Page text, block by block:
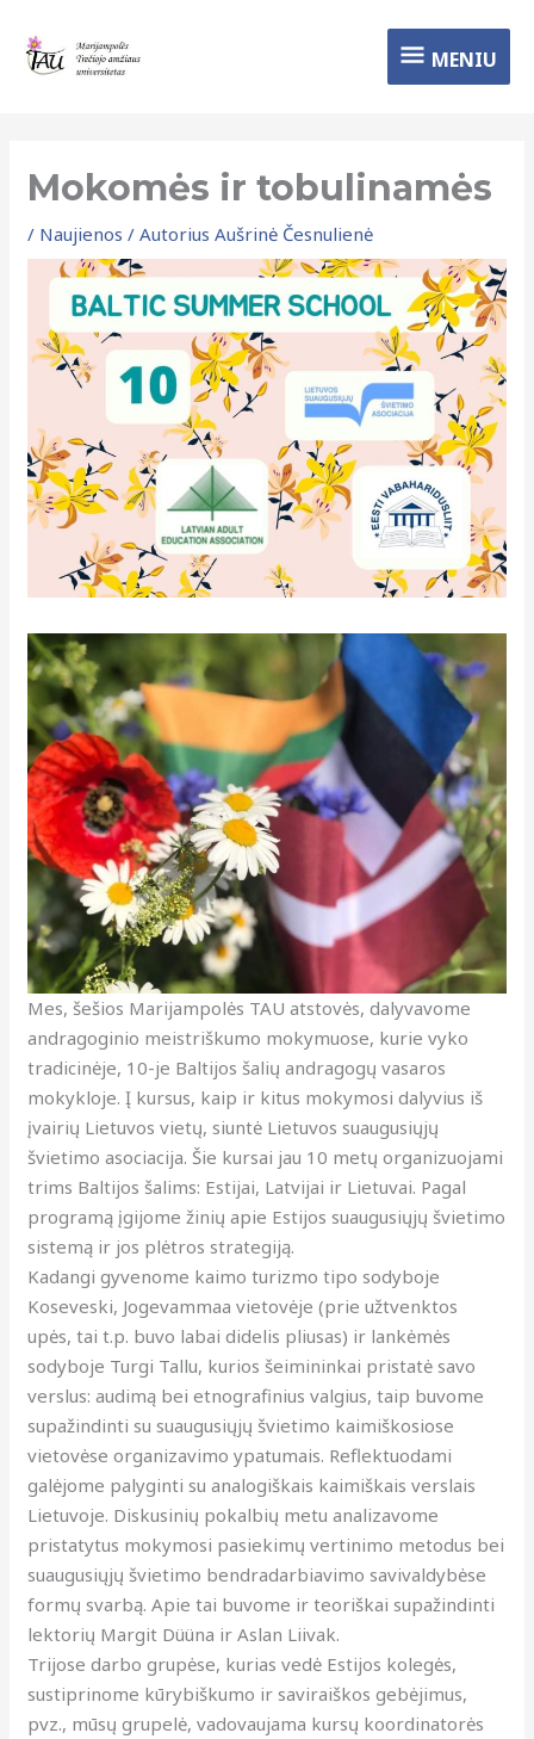
prie
turinio
MENIU
MENIU
Mokomės ir tobulinamės
/ Naujienos / Autorius Aušrinė Česnulienė
Mes, šešios Marijampolės TAU atstovės, dalyvavome
andragoginio meistriškumo mokymuose, kurie vyko
tradicinėje, 10-je Baltijos šalių andragogų vasaros
mokykloje. Į kursus, kaip ir kitus mokymosi dalyvius iš
įvairių Lietuvos vietų, siuntė Lietuvos suaugusiųjų
švietimo asociacija. Šie kursai jau 10 metų organizuojami
trims Baltijos šalims: Estijai, Latvijai ir Lietuvai. Pagal
programą įgijome žinių apie Estijos suaugusiųjų švietimo
sistemą ir jos plėtros strategiją.
Kadangi gyvenome kaimo turizmo tipo sodyboje
Koseveski, Jogevammaa vietovėje (prie užtvenktos
upės, tai t.p. buvo labai didelis pliusas) ir lankėmės
sodyboje Turgi Tallu, kurios šeimininkai pristatė savo
verslus: audimą bei etnografinius valgius, taip buvome
supažindinti su suaugusiųjų švietimo kaimiškosiose
vietovėse organizavimo ypatumais. Reflektuodami
galėjome palyginti su analogiškais kaimiškais verslais
Lietuvoje. Diskusinių pokalbių metu analizavome
pristatytus mokymosi pasiekimų vertinimo metodus bei
suaugusiųjų švietimo bendradarbiavimo savivaldybėse
formų svarbą. Apie tai buvome ir teoriškai supažindinti
lektorių Margit Düüna ir Aslan Liivak.
Trijose darbo grupėse, kurias vedė Estijos kolegės,
sustiprinome kūrybiškumo ir saviraiškos gebėjimus,
pvz., mūsų grupelė, vadovaujama kursų koordinatorės